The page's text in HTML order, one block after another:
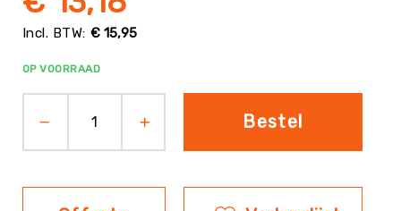
Muziek
Evenementen
Sportvloeren
Floorball
&
€ 15,95
OP VOORRAAD
Bestel